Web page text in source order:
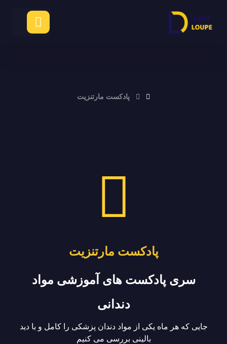
پادکست مارتنزیت
پادکست مارتنزیت
سری پادکست های آموزشی مواد
دندانی
جایی که هر ماه یکی از مواد دندان پزشکی را کامل و با دید
بالینی بررسی می کنیم